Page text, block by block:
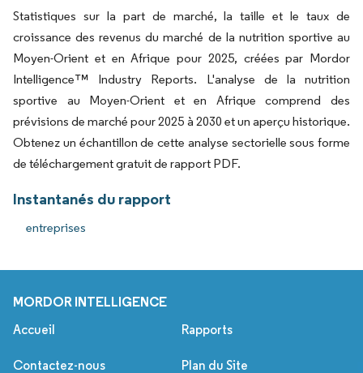
Statistiques sur la part de marché, la taille et le taux de
croissance des revenus du marché de la nutrition sportive au
Moyen-Orient et en Afrique pour 2025, créées par Mordor
Intelligence™ Industry Reports. L'analyse de la nutrition
sportive au Moyen-Orient et en Afrique comprend des
prévisions de marché pour 2025 à 2030 et un aperçu historique.
Obtenez un échantillon de cette analyse sectorielle sous forme
de téléchargement gratuit de rapport PDF.
Instantanés du rapport
entreprises
MORDOR INTELLIGENCE
Accueil Rapports
Contactez-nous Plan du Site